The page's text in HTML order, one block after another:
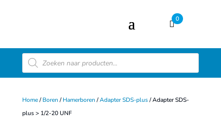
0
Producten
zoeken
Home/Boren /Hamerboren /Adapter SDS-plus/ Adapter SDS-
plus > 1/2-20 UNF